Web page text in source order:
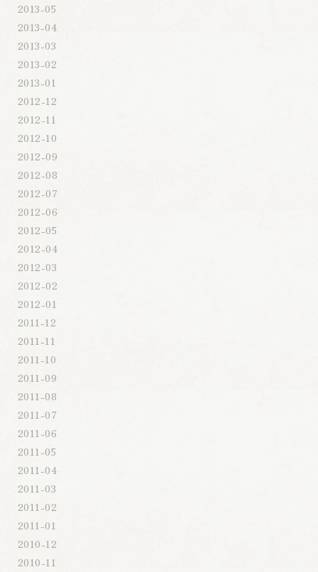
2013-05
2013-04
2013-03
2013-02
2013-01
2012-12
2012-11
2012-10
2012-09
2012-08
2012-07
2012-06
2012-05
2012-04
2012-03
2012-02
2012-01
2011-12
2011-11
2011-10
2011-09
2011-08
2011-07
2011-06
2011-05
2011-04
2011-03
2011-02
2011-01
2010-12
2010-11